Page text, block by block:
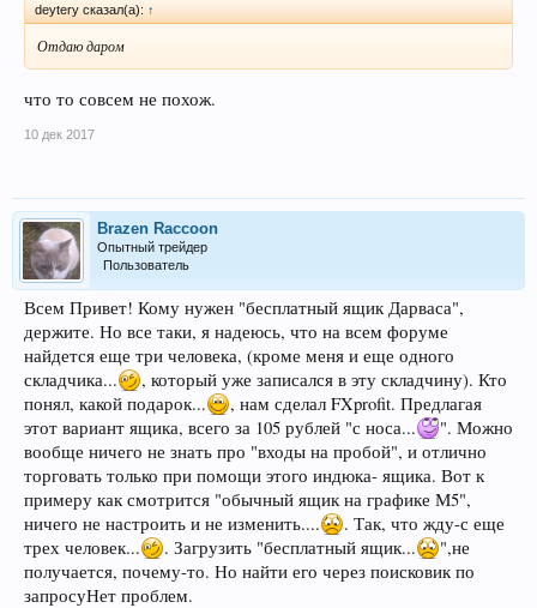
deytery сказал(а): ↑
Отдаю даром
что то совсем не похож.
10 дек 2017
Brazen Raccoon
Опытный трейдер
Пользователь
Всем Привет! Кому нужен "бесплатный ящик Дарваса",
держите. Но все таки, я надеюсь, что на всем форуме
найдется еще три человека, (кроме меня и еще одного
складчика...
, который уже записался в эту складчину). Кто
понял, какой подарок...
, нам сделал FXprofit. Предлагая
этот вариант ящика, всего за 105 рублей "с носа...
". Можно
вообще ничего не знать про "входы на пробой", и отлично
торговать только при помощи этого индюка- ящика. Вот к
примеру как смотрится "обычный ящик на графике М5",
ничего не настроить и не изменить....
. Так, что жду-с еще
трех человек...
. Загрузить "бесплатный ящик...
",не
получается, почему-то. Но найти его через поисковик по
запросуНет проблем.